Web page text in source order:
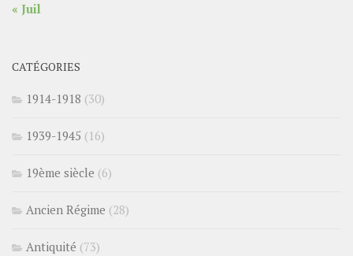
« Juil
CATÉGORIES
1914-1918 (30)
1939-1945 (16)
19ème siècle (6)
Ancien Régime (28)
Antiquité (73)